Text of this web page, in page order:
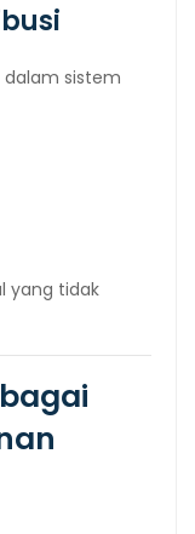
sistem
yang tidak